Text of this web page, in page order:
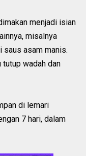
menjadi isian
misalnya
saus asam manis.
tutup wadah dan
di lemari
7 hari, dalam